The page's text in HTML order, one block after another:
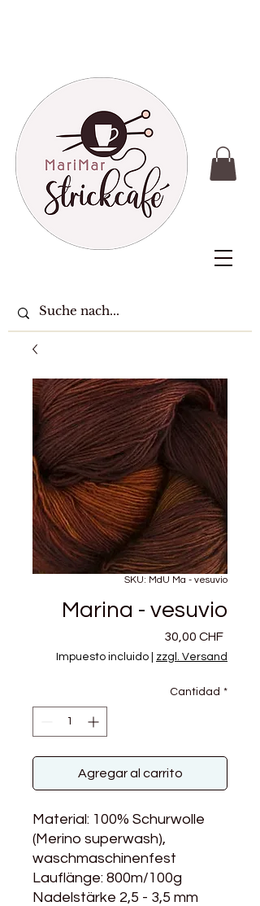
SKU: MdU Ma - vesuvio
Marina - vesuvio
30,00 CHFPrecio
Impuesto incluido zzgl. Versand
Cantidad *
Agregar al carrito
Material: 100% Schurwolle
(Merino superwash),
waschmaschinenfest
Lauflänge: 800m/100g
Nadelstärke 2,5 - 3,5 mm